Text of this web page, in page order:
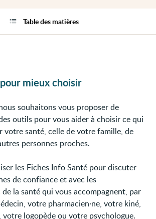
mieux choisir
souhaitons vous proposer de
outils pour vous aider à choisir ce qui
votre santé, celle de votre famille, de
personnes proches.
les Fiches Info Santé pour discuter
de confiance et avec les
de la santé qui vous accompagnent, par
votre pharmacien·ne, votre kiné,
votre logopède ou votre psychologue.
Table des matières